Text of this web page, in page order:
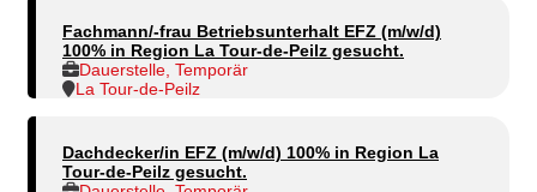
Fachmann/-frau Betriebsunterhalt EFZ (m/w/d)
100% in Region La Tour-de-Peilz gesucht.
Dauerstelle, Temporär
La Tour-de-Peilz
Dachdecker/in EFZ (m/w/d) 100% in Region La
Tour-de-Peilz gesucht.